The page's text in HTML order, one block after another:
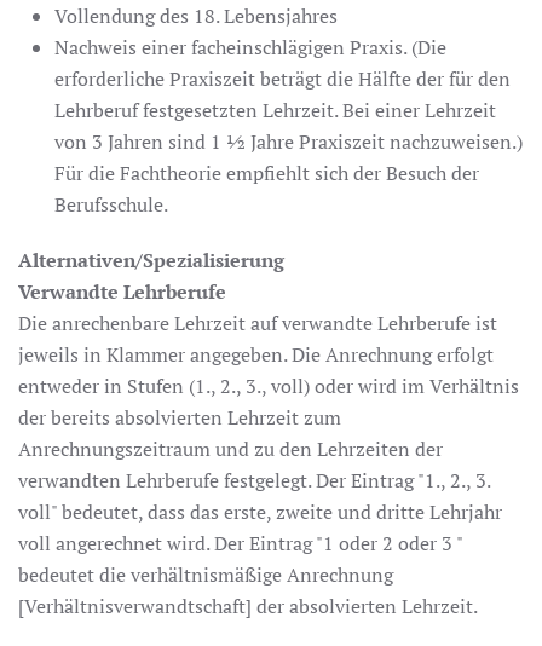
Vollendung des 18. Lebensjahres
Nachweis einer facheinschlägigen Praxis. (Die
erforderliche Praxiszeit beträgt die Hälfte der für den
Lehrberuf festgesetzten Lehrzeit. Bei einer Lehrzeit
von 3 Jahren sind 1 ½ Jahre Praxiszeit nachzuweisen.)
Für die Fachtheorie empfiehlt sich der Besuch der
Berufsschule.
Alternativen/Spezialisierung
Verwandte Lehrberufe
Die anrechenbare Lehrzeit auf verwandte Lehrberufe ist
jeweils in Klammer angegeben. Die Anrechnung erfolgt
entweder in Stufen (1., 2., 3., voll) oder wird im Verhältnis
der bereits absolvierten Lehrzeit zum
Anrechnungszeitraum und zu den Lehrzeiten der
verwandten Lehrberufe festgelegt. Der Eintrag "1., 2., 3.
voll" bedeutet, dass das erste, zweite und dritte Lehrjahr
voll angerechnet wird. Der Eintrag "1 oder 2 oder 3 "
bedeutet die verhältnismäßige Anrechnung
[Verhältnisverwandtschaft] der absolvierten Lehrzeit.